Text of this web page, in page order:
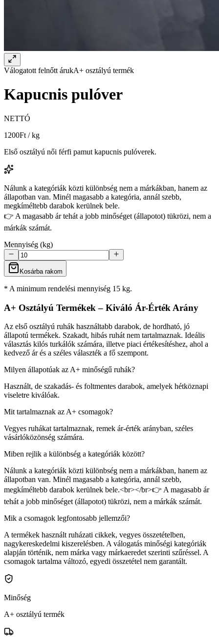
Válogatott felnőtt árukA+ osztályú termék
Kapucnis pulóver
NETTÓ
1200Ft / kg
Első osztályú női férfi pamut kapucnis pulóverek.
Nálunk a kategóriák közti különbség nem a márkákban, hanem az
állapotban van. Minél magasabb a kategória, annál szebb,
megkíméltebb darabok kerülnek bele.
👉 A magasabb ár tehát a jobb minőséget (állapotot) tükrözi, nem a
márkák számát.
Mennyiség (kg)
Kosárba rakom
* A minimum rendelési mennyiség 15 kg.
A+ Osztályú Termékek – Kiváló Ár-Érték Arány
Az első osztályú ruhák használtabb darabok, de hordható, jó
állapotú termékek. Szakadt, hibás ruhát nem tartalmaznak. Ideális
választás kilós turkálók számára, illetve piaci értékesítéshez, ahol a
kedvező ár és a széles választék a fő szempont.
Milyen állapotúak az A+ minőségű ruhák?
Használt, de szakadás- és foltmentes darabok, amelyek hétköznapi
viseletre kiválóak.
Mit tartalmaznak az A+ csomagok?
Vegyes ruhákat tartalmaznak, remek ár-érték arányban, széles
vásárlóközönség számára.
Miben rejlik a különbség a kategóriák között?
Nálunk a kategóriák közti különbség nem a márkákban, hanem az
állapotban van. Minél magasabb a kategória, annál szebb,
megkíméltebb darabok kerülnek bele.<br></br>👉 A magasabb ár
tehát a jobb minőséget (állapotot) tükrözi, nem a márkák számát.
Mik a csomagok legfontosabb jellemzői?
A termékek használt ruházati cikkek, vegyes összetételben,
nagykereskedelmi kiszerelésben. A válogatás minőségi kategóriák
alapján történik, nem márka vagy márkaeredet szerinti szűréssel. A
csomagok tartalma változó, egyedi összetétel nem garantált.
Minőség
A+ osztályú termék